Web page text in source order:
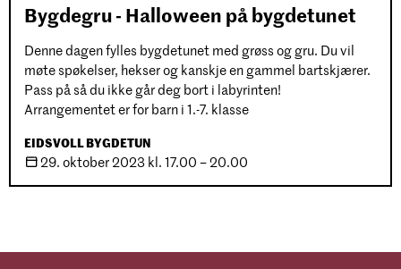
Bygdegru - Halloween på bygdetunet
Denne dagen fylles bygdetunet med grøss og gru. Du vil
møte spøkelser, hekser og kanskje en gammel bartskjærer.
Pass på så du ikke går deg bort i labyrinten!
Arrangementet er for barn i 1.-7. klasse
EIDSVOLL BYGDETUN
29. oktober2023 kl. 17.00 – 20.00